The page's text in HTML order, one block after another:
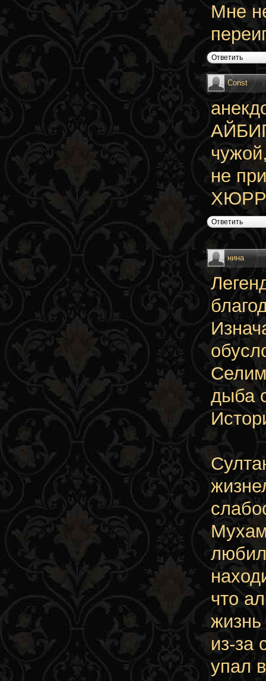
Мне
Ответить
Const
не
Ответить
нина
дыба
что
жизнь
из-за
упал